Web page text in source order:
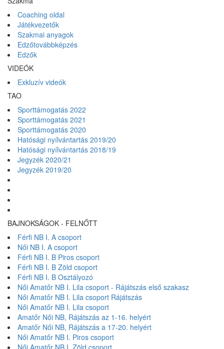
Coaching oldal
Játékvezetők
Szakmai anyagok
Edzőtovábbképzés
Edzők
VIDEÓK
Exkluzív videók
TAO
Sporttámogatás 2022
Sporttámogatás 2021
Sporttámogatás 2020
Hatósági nyílvántartás 2019/20
Hatósági nyílvántartás 2018/19
Jegyzék 2020/21
Jegyzék 2019/20
BAJNOKSÁGOK - FELNŐTT
Férfi NB I. A csoport
Női NB I. A csoport
Férfi NB I. B Piros csoport
Férfi NB I. B Zöld csoport
Férfi NB I. B Osztályozó
Női Amatőr NB I. Lila csoport - Rájátszás első szakasz
Női Amatőr NB I. Lila csoport Rájátszás
Női Amatőr NB I. Lila csoport
Amatőr Női NB, Rájátszás az 1-16. helyért
Amatőr Női NB, Rájátszás a 17-20. helyért
Női Amatőr NB I. Piros csoport